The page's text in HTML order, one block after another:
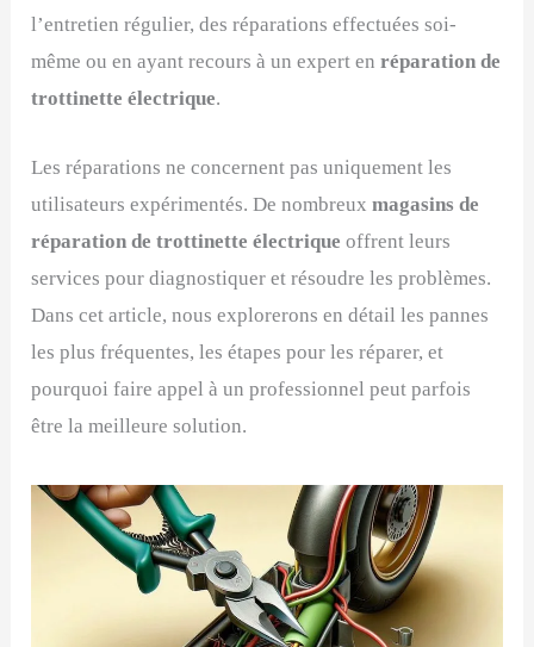
l’entretien régulier, des réparations effectuées soi-
même ou en ayant recours à un expert enréparation de
trottinette électrique.
Les réparations ne concernent pas uniquement les
utilisateurs expérimentés. De nombreuxmagasins de
réparation de trottinette électrique offrent leurs
services pour diagnostiquer et résoudre les problèmes.
Dans cet article, nous explorerons en détail les pannes
les plus fréquentes, les étapes pour les réparer, et
pourquoi faire appel à un professionnel peut parfois
être la meilleure solution.